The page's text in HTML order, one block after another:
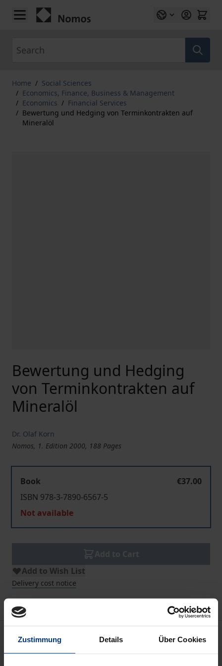
Zustimmung Details Über Cookies
Skip to Content
Home / Social Sciences
/ Economics, Finance, Business & Management
/ Economics / Financial Services
/ Bewertung und Hedging von Terminkontrakten auf
Mineralöl
Bewertung und Hedging
von Terminkontrakten auf
Mineralöl
Dr. Olaf Korn
Nomos, 1. Edition 2000, 188 Pages
Book
€37.00
ISBN 978-3-7890-6567-5
Not available
Add to Wish List
Delivery cost notice
Description